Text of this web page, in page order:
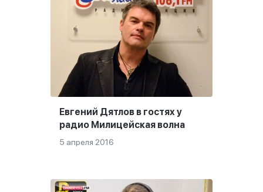
Евгений Дятлов в гостях у
радио Милицейская волна
5 апреля 2016